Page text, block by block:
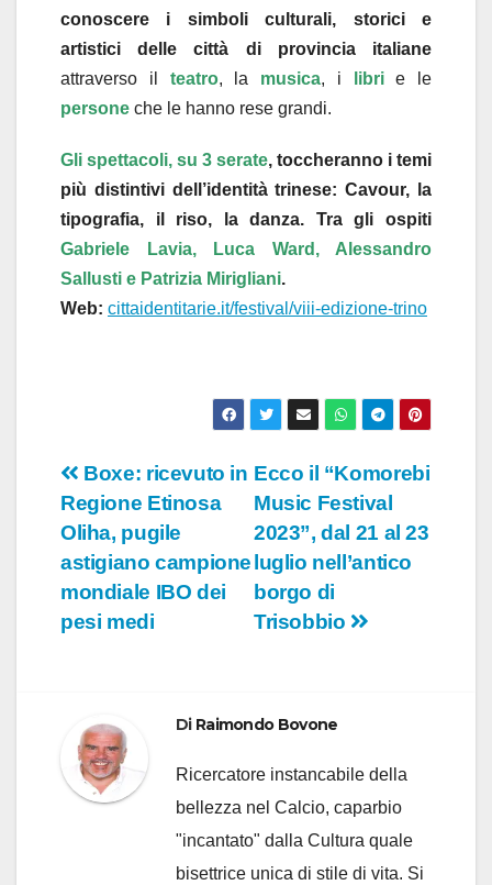
conoscere i simboli culturali, storici e
artistici delle città di provincia italiane
attraverso il teatro, la musica, i librie le
persone che le hanno rese grandi.
Gli spettacoli, su 3 serate, toccheranno i temi
più distintivi dell’identità trinese: Cavour, la
tipografia, il riso, la danza. Tra gli ospiti
Gabriele Lavia, Luca Ward, Alessandro
Sallusti e Patrizia Mirigliani.
Web: cittaidentitarie.it/festival/viii-edizione-trino
Navigazione
articoli
Ecco il “Komorebi
Music Festival
2023”, dal 21 al 23
luglio nell’antico
borgo di
Trisobbio
Boxe: ricevuto in
Regione Etinosa
Oliha, pugile
astigiano campione
mondiale IBO dei
pesi medi
Di Raimondo Bovone
Ricercatore instancabile della
bellezza nel Calcio, caparbio
"incantato" dalla Cultura quale
bisettrice unica di stile di vita. Si